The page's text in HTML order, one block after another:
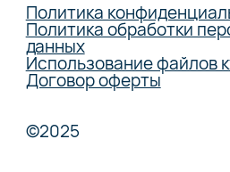
Политика
Политика обработки
данных
Использование файлов
Договор оферты
©2025